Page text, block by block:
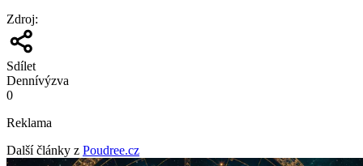
Zdroj:
Sdílet
Dennívýzva
0
Reklama
Další články z Poudree.cz